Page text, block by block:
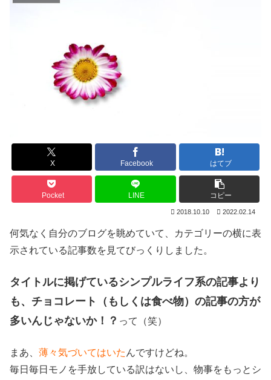
X Facebook はてブ
Pocket LINE コピー
2018.10.10 2022.02.14
何気なく自分のブログを眺めていて、カテゴリーの横に表
示されている記事数を見てびっくりしました。
タイトルに掲げているシンプルライフ系の記事より
も、チョコレート（もしくは食べ物）の記事の方が
多いんじゃないか！？ って（笑）
まあ、 薄々気づいてはいた んですけどね。
毎日毎日モノを手放している訳はないし、物事をもっとシ